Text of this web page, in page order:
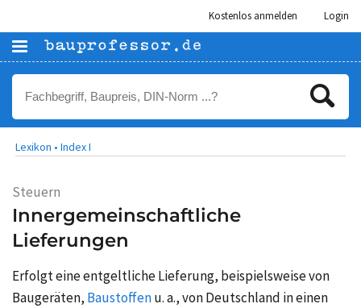
Kostenlos anmelden Login
Lexikon • Index I
Steuern
Innergemeinschaftliche
Lieferungen
Erfolgt eine entgeltliche Lieferung, beispielsweise von
Baugeräten, Baustoffenu. a.,von Deutschland in einen